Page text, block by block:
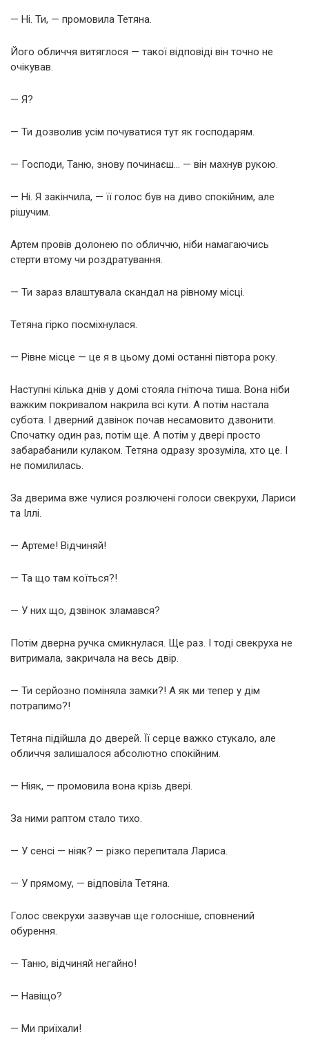
— Ні. Ти, — промовила Тетяна.
Його обличчя витяглося — такої відповіді він точно не
очікував.
— Я?
— Ти дозволив усім почуватися тут як господарям.
— Господи, Таню, знову починаєш… — він махнув рукою.
— Ні. Я закінчила, — її голос був на диво спокійним, але
рішучим.
Артем провів долонею по обличчю, ніби намагаючись
стерти втому чи роздратування.
— Ти зараз влаштувала скандал на рівному місці.
Тетяна гірко посміхнулася.
— Рівне місце — це я в цьому домі останні півтора року.
Наступні кілька днів у домі стояла гнітюча тиша. Вона ніби
важким покривалом накрила всі кути. А потім настала
субота. І дверний дзвінок почав несамовито дзвонити.
Спочатку один раз, потім ще. А потім у двері просто
забарабанили кулаком. Тетяна одразу зрозуміла, хто це. І
не помилилась.
За дверима вже чулися розлючені голоси свекрухи, Лариси
та Іллі.
— Артеме! Відчиняй!
— Та що там коїться?!
— У них що, дзвінок зламався?
Потім дверна ручка смикнулася. Ще раз. І тоді свекруха не
витримала, закричала на весь двір.
— Ти серйозно поміняла замки?! А як ми тепер у дім
потрапимо?!
Тетяна підійшла до дверей. Її серце важко стукало, але
обличчя залишалося абсолютно спокійним.
— Ніяк, — промовила вона крізь двері.
За ними раптом стало тихо.
— У сенсі — ніяк? — різко перепитала Лариса.
— У прямому, — відповіла Тетяна.
Голос свекрухи зазвучав ще голосніше, сповнений
обурення.
— Таню, відчиняй негайно!
— Навіщо?
— Ми приїхали!